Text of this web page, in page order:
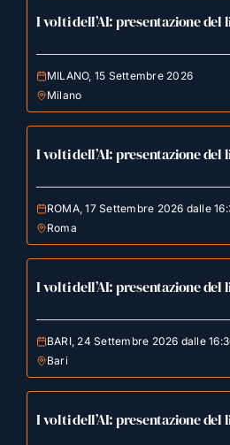
I volti dell’AI: presentazione del
MILANO, 15 Settembre 2026
Milano
I volti dell’AI: presentazione del
ROMA, 17 Settembre 2026 dalle
Roma
I volti dell’AI: presentazione del
BARI, 24 Settembre 2026 dalle
Bari
I volti dell’AI: presentazione del